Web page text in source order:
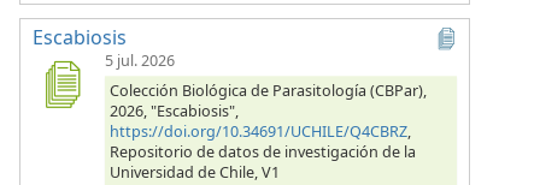
Escabiosis
5 jul. 2026
Colección Biológica de Parasitología (CBPar),
2026, "Escabiosis",
https://doi.org/10.34691/UCHILE/Q4CBRZ,
Repositorio de datos de investigación de la
Universidad de Chile, V1